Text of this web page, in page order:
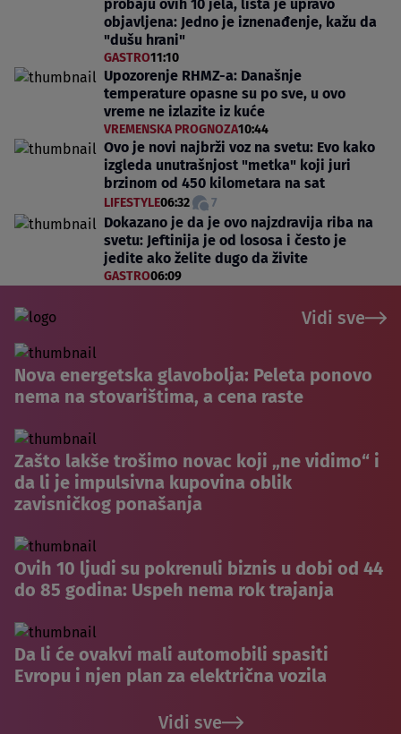
probaju ovih 10 jela, lista je upravo
objavljena: Jedno je iznenađenje, kažu da
"dušu hrani"
GASTRO11:10
Upozorenje RHMZ-a: Današnje
temperature opasne su po sve, u ovo
vreme ne izlazite iz kuće
VREMENSKA PROGNOZA10:44
Ovo je novi najbrži voz na svetu: Evo kako
izgleda unutrašnjost "metka" koji juri
brzinom od 450 kilometara na sat
LIFESTYLE06:32 7
Dokazano je da je ovo najzdravija riba na
svetu: Jeftinija je od lososa i često je
jedite ako želite dugo da živite
GASTRO06:09
Vidi sve
Nova energetska glavobolja: Peleta ponovo
nema na stovarištima, a cena raste
Zašto lakše trošimo novac koji „ne vidimo“ i
da li je impulsivna kupovina oblik
zavisničkog ponašanja
Ovih 10 ljudi su pokrenuli biznis u dobi od 44
do 85 godina: Uspeh nema rok trajanja
Da li će ovakvi mali automobili spasiti
Evropu i njen plan za električna vozila
Vidi sve